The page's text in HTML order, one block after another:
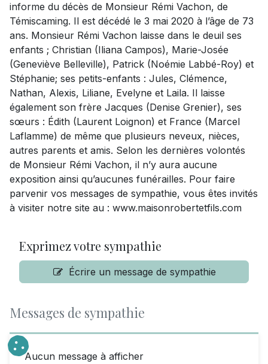
informe du décès de Monsieur Rémi Vachon, de
Témiscaming. Il est décédé le 3 mai 2020 à l’âge de 73
ans. Monsieur Rémi Vachon laisse dans le deuil ses
enfants ; Christian (Iliana Campos), Marie-Josée
(Geneviève Belleville), Patrick (Noémie Labbé-Roy) et
Stéphanie; ses petits-enfants : Jules, Clémence,
Nathan, Alexis, Liliane, Evelyne et Laila. Il laisse
également son frère Jacques (Denise Grenier), ses
sœurs : Édith (Laurent Loignon) et France (Marcel
Laflamme) de même que plusieurs neveux, nièces,
autres parents et amis. Selon les dernières volontés
de Monsieur Rémi Vachon, il n’y aura aucune
exposition ainsi qu’aucunes funérailles. Pour faire
parvenir vos messages de sympathie, vous êtes invités
à visiter notre site au : www.maisonrobertetfils.com
Exprimez votre sympathie
Écrire un message de sympathie
Messages de sympathie
Aucun message à afficher